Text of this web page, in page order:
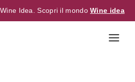
Idea. Scopri il mondoWine idea